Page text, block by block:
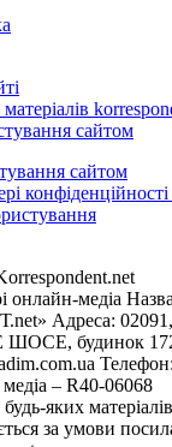
сайтом
сайтом
онлайн-медіа
Адреса:
будинок
медіа – R40-06068
яких
за умови